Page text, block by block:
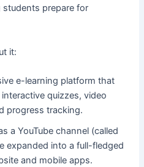
students prepare for
it:
e-learning platform that
quizzes, video
progress tracking.
a YouTube channel (called
expanded into a full-fledged
and mobile apps.